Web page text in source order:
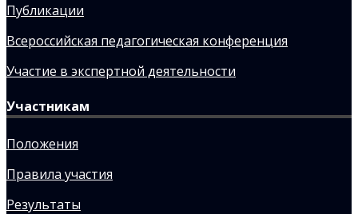
Публикации
Всероссийская педагогическая конференция
Участие в экспертной деятельности
Участникам
Положения
Правила участия
Результаты